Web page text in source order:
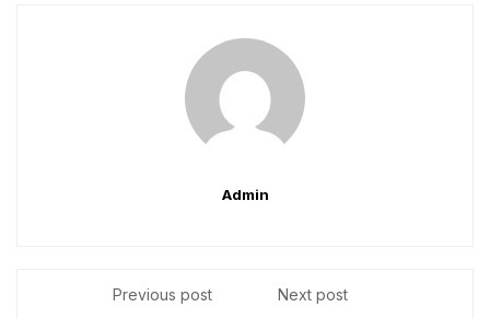
Admin
Previous post Next post